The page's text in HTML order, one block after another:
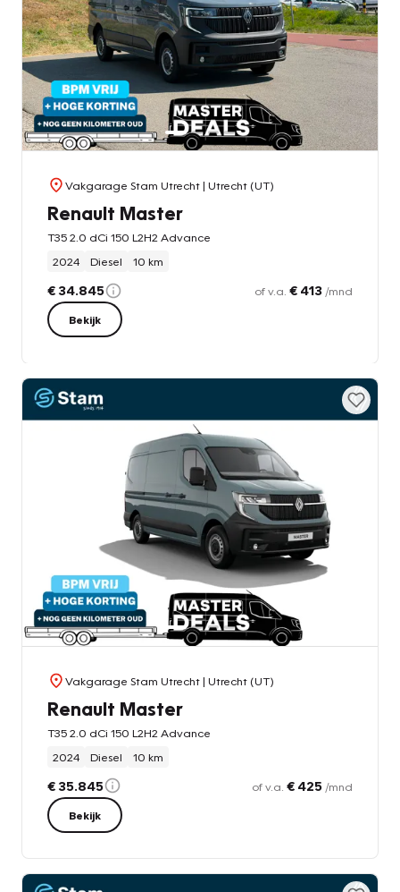
Vakgarage Stam Utrecht| Utrecht (UT)
Renault Master
T35 2.0 dCi 150 L2H2 Advance
2024
Diesel 10 km
€ 34.845 of v.a. € 413 /mnd
Bekijk
Vakgarage Stam Utrecht| Utrecht (UT)
Renault Master
T35 2.0 dCi 150 L2H2 Advance
2024
Diesel 10 km
€ 35.845 of v.a. € 425 /mnd
Bekijk